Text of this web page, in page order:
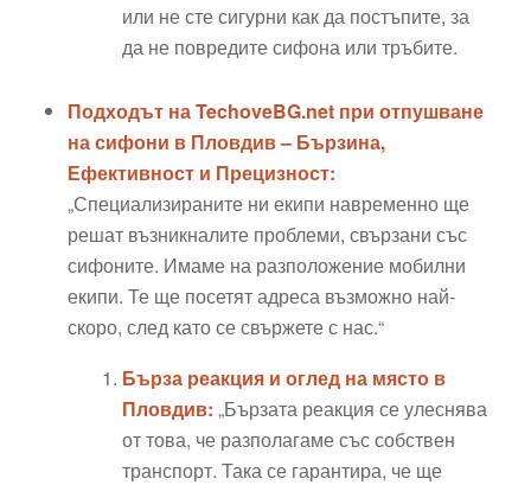
или не сте сигурни как да постъпите, за
да не повредите сифона или тръбите.
Подходът на TechoveBG.net при отпушване
на сифони в Пловдив – Бързина,
Ефективност и Прецизност:
„Специализираните ни екипи навременно ще
решат възникналите проблеми, свързани със
сифоните. Имаме на разположение мобилни
екипи. Те ще посетят адреса възможно най-
скоро, след като се свържете с нас.“
Бърза реакция и оглед на място в
Пловдив: „Бързата реакция се улеснява
от това, че разполагаме със собствен
транспорт. Така се гарантира, че ще